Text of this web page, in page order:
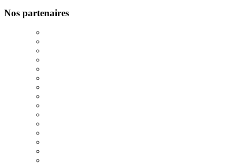
Nos partenaires